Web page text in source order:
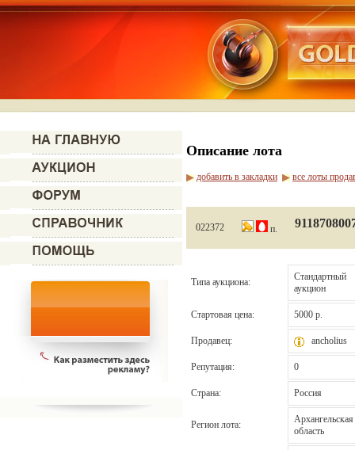
Описание лота
добавить в закладки все лоты
022372 п.
Типа аукциона:
Стандартный
аукцион
Стартовая цена: 5000 р.
Продавец: ancholius
Репутация: 0
Страна: Россия
Регион лота:
Архангельская
область